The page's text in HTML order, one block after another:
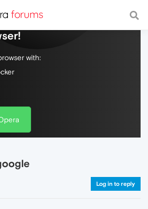
web, with a fast and
with:
Log in to reply